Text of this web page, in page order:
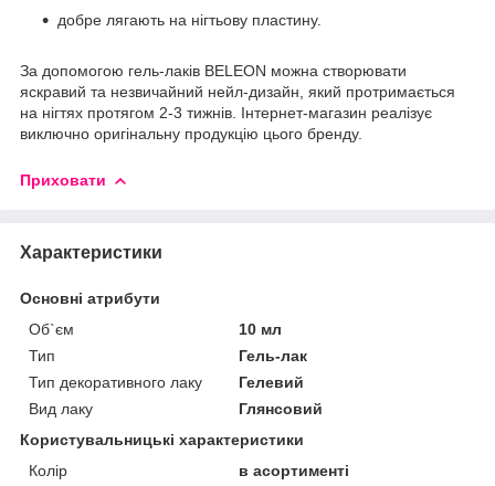
добре лягають на нігтьову пластину.
За допомогою гель-лаків BELEON можна створювати
яскравий та незвичайний нейл-дизайн, який протримається
на нігтях протягом 2-3 тижнів. Інтернет-магазин реалізує
виключно оригінальну продукцію цього бренду.
Приховати
Характеристики
Основні атрибути
Об`єм
10 мл
Тип
Гель-лак
Тип декоративного лаку
Гелевий
Вид лаку
Глянсовий
Користувальницькі характеристики
Колір
в асортименті